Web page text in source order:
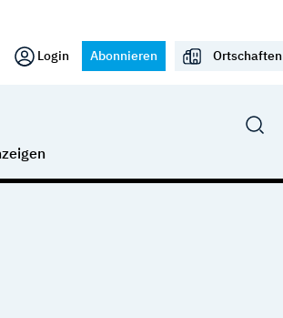
Login Abonnieren Ortschaften